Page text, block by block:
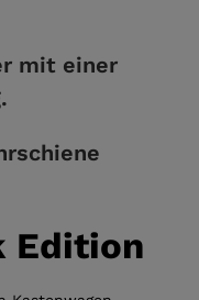
mit einer
Edition